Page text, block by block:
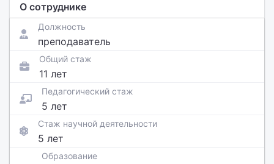
О сотруднике
Должность
преподаватель
Общий стаж
11 лет
Педагогический стаж
5 лет
Стаж научной деятельности
5 лет
Образование